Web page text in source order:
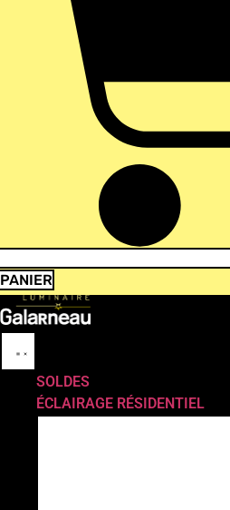
PANIER
SOLDES
ÉCLAIRAGE RÉSIDENTIEL